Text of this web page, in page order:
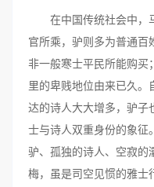
在中国传统社会中，
官所乘，驴则多为普通百
非一般寒士平民所能购买
里的卑贱地位由来已久。
达的诗人大大增多，驴子
士与诗人双重身份的象征
驴、孤独的诗人、空寂的
梅，虽是司空见惯的雅士